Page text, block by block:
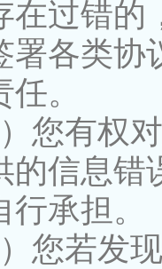
在过错的
署各类协
。
）您有权
的信息错
行承担。
）您若发